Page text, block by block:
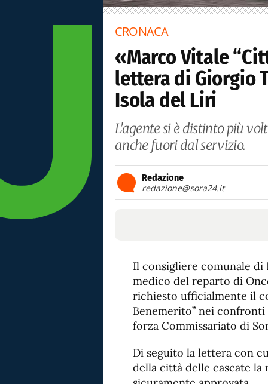
CRONACA
«Marco Vitale
lettera di Giorgio
Isola del Liri
L'agente si è distinto più
anche fuori dal servizio.
Redazione
redazione@sora24.it
Il consigliere comunale
medico del reparto di
richiesto ufficialmente il
Benemerito” nei confronti
forza Commissariato di
Di seguito la lettera con
della città delle cascate la